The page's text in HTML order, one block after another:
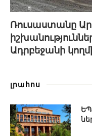
Ռուսաստանը
Ադրբեջանի
լրահոս